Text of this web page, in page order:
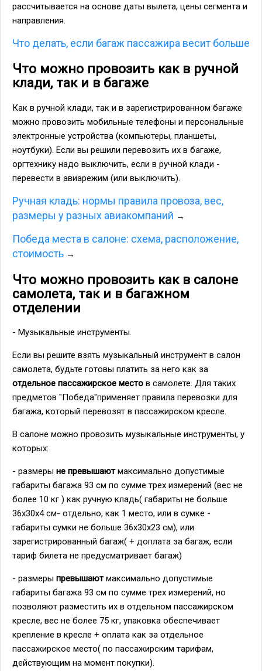
рассчитывается на основе даты вылета, цены сегмента и
направления.
Что делать, если багаж пассажира весит больше
Что можно провозить как в ручной
клади, так и в багаже
Как в ручной клади, так и в зарегистрированном багаже
можно провозить мобильные телефоны и персональные
электронные устройства (компьютеры, планшеты,
ноутбуки). Если вы решили перевозить их в багаже,
оргтехнику надо выключить, если в ручной клади -
перевести в авиарежим (или выключить).
Ручная кладь: нормы правила провоза, вес,
размеры у разных авиакомпаний →
Победа места в салоне: схема, расположение,
стоимость →
Что можно провозить как в салоне
самолета, так и в багажном
отделении
- Музыкальные инструменты.
Если вы решите взять музыкальный инструмент в салон
самолета, будьте готовы платить за него как за
отдельное пассажирское место в самолете. Для таких
предметов "Победа"применяет правила перевозки для
багажа, который перевозят в пассажирском кресле.
В салоне можно провозить музыкальные инструменты, у
которых:
- размеры не превышаютмаксимально допустимые
габариты багажа 93 см по сумме трех измерений (вес не
более 10 кг ) как ручную кладь( габариты не больше
36х30х4 cм- отдельно, как 1 место, или в сумке -
габариты сумки не больше 36х30х23 см), или
зарегистрированный багаж( + доплата за багаж, если
тариф билета не предусматривает багаж)
- размеры превышаютмаксимально допустимые
габариты багажа 93 см по сумме трех измерений, но
позволяют разместить их в отдельном пассажирском
кресле, вес не более 75 кг, упаковка обеспечивает
крепление в кресле + оплата как за отдельное
пассажирское место( по пассажирским тарифам,
действующим на момент покупки).